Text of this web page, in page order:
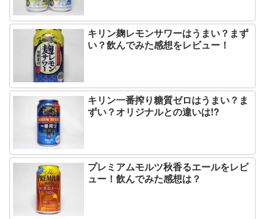
キリン麹レモンサワーはうまい？まず
い？飲んでみた感想をレビュー！
キリン一番搾り糖質ゼロはうまい？ま
ずい？オリジナルとの違いは!?
プレミアムモルツ秋香るエールをレビ
ュー！飲んでみた感想は？